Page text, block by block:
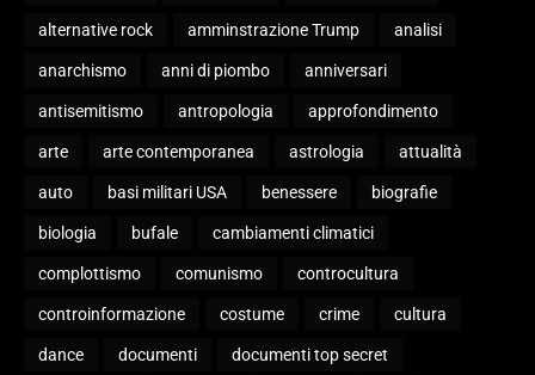
alternative rock amminstrazione Trump analisi
anarchismo anni di piombo anniversari
antisemitismo antropologia approfondimento
arte arte contemporanea astrologia attualità
auto basi militari USA benessere biografie
biologia bufale cambiamenti climatici
complottismo comunismo controcultura
controinformazione costume crime cultura
dance documenti documenti top secret